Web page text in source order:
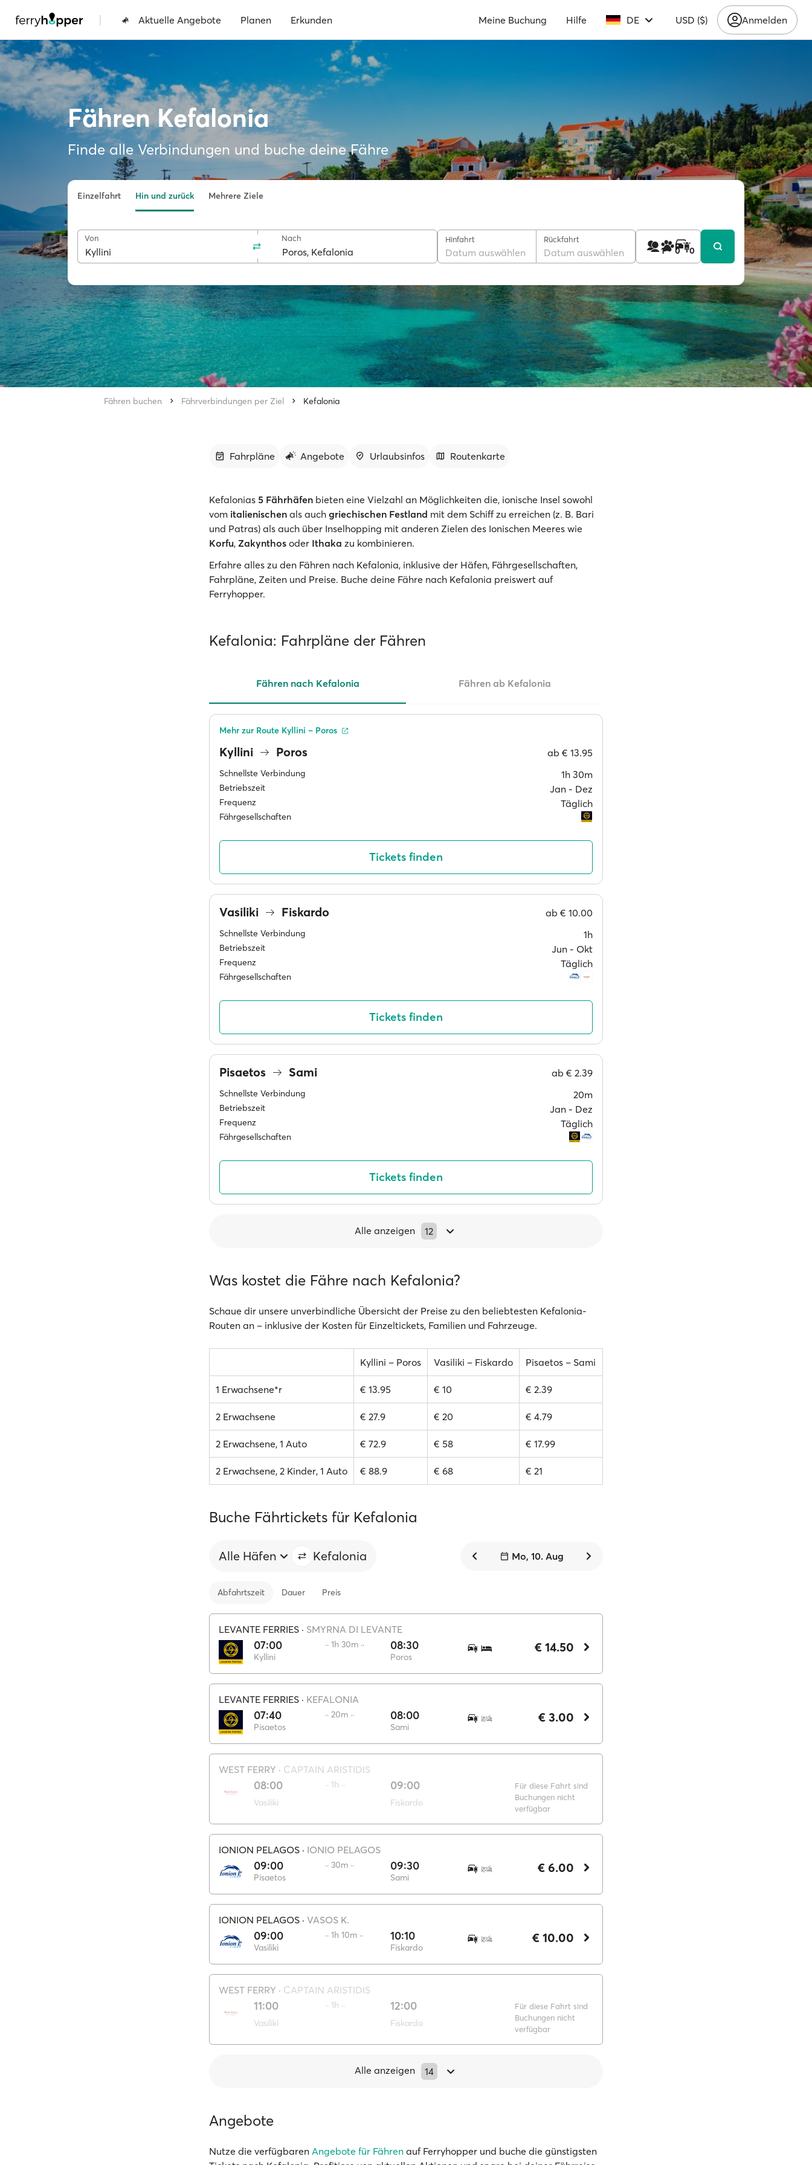
| Aktuelle Angebote Planen Erkunden Meine Buchung Hilfe DE USD ($) Anmelden
Fähren Kefalonia
Finde alle Verbindungen und buche deine Fähre
Einzelfahrt Hin und zurück Mehrere Ziele
Von Nach Hinfahrt
Datum auswählen
Rückfahrt
Datum auswählen 1 0 0
Fähren buchen Fährverbindungen per Ziel Kefalonia
Fahrpläne Angebote Urlaubsinfos Routenkarte
Kefalonias 5 Fährhäfen bieten eine Vielzahl an Möglichkeiten die, ionische Insel sowohl
vom italienischen als auch griechischen Festland mit dem Schiff zu erreichen (z. B. Bari
und Patras) als auch über Inselhopping mit anderen Zielen des Ionischen Meeres wie
Korfu, Zakynthos oder Ithaka zu kombinieren.
Erfahre alles zu den Fähren nach Kefalonia, inklusive der Häfen, Fährgesellschaften,
Fahrpläne, Zeiten und Preise. Buche deine Fähre nach Kefalonia preiswert auf
Ferryhopper.
Kefalonia: Fahrpläne der Fähren
Fähren nach Kefalonia Fähren ab Kefalonia
Kyllini Poros ab € 13.95
Schnellste Verbindung 1h 30m
Betriebszeit Jan ‐ Dez
Frequenz Täglich
Fährgesellschaften
Mehr zur Route Kyllini – Poros
Tickets finden
Vasiliki Fiskardo ab € 10.00
Schnellste Verbindung 1h
Betriebszeit Jun ‐ Okt
Frequenz Täglich
Fährgesellschaften
Tickets finden
Pisaetos Sami ab € 2.39
Schnellste Verbindung 20m
Betriebszeit Jan ‐ Dez
Frequenz Täglich
Fährgesellschaften
Tickets finden
Alle anzeigen 12
Was kostet die Fähre nach Kefalonia?
Schaue dir unsere unverbindliche Übersicht der Preise zu den beliebtesten Kefalonia-
Routen an – inklusive der Kosten für Einzeltickets, Familien und Fahrzeuge.
Kyllini – Poros Vasiliki – Fiskardo Pisaetos – Sami
1 Erwachsene*r € 13.95 € 10 € 2.39
2 Erwachsene € 27.9 € 20 € 4.79
2 Erwachsene, 1 Auto € 72.9 € 58 € 17.99
2 Erwachsene, 2 Kinder, 1 Auto € 88.9 € 68 € 21
Buche Fährtickets für Kefalonia
Alle Häfen Kefalonia Mo, 10. Aug
Abfahrtszeit Dauer Preis
LEVANTE FERRIES · SMYRNA DI LEVANTE
07:00
Kyllini
·· 1h 30m ·· 08:30
Poros
€ 14.50
LEVANTE FERRIES · KEFALONIA
07:40
Pisaetos
·· 20m ·· 08:00
Sami
€ 3.00
WEST FERRY · CAPTAIN ARISTIDIS
08:00
Vasiliki
·· 1h ·· 09:00
Fiskardo
Für diese Fahrt sind
Buchungen nicht
verfügbar
IONION PELAGOS · IONIO PELAGOS
09:00
Pisaetos
·· 30m ·· 09:30
Sami
€ 6.00
IONION PELAGOS · VASOS K.
09:00
Vasiliki
·· 1h 10m ·· 10:10
Fiskardo
€ 10.00
WEST FERRY · CAPTAIN ARISTIDIS
11:00
Vasiliki
·· 1h ·· 12:00
Fiskardo
Für diese Fahrt sind
Buchungen nicht
verfügbar
Alle anzeigen 14
Angebote
Nutze die verfügbaren Angebote für Fähren auf Ferryhopper und buche die günstigsten